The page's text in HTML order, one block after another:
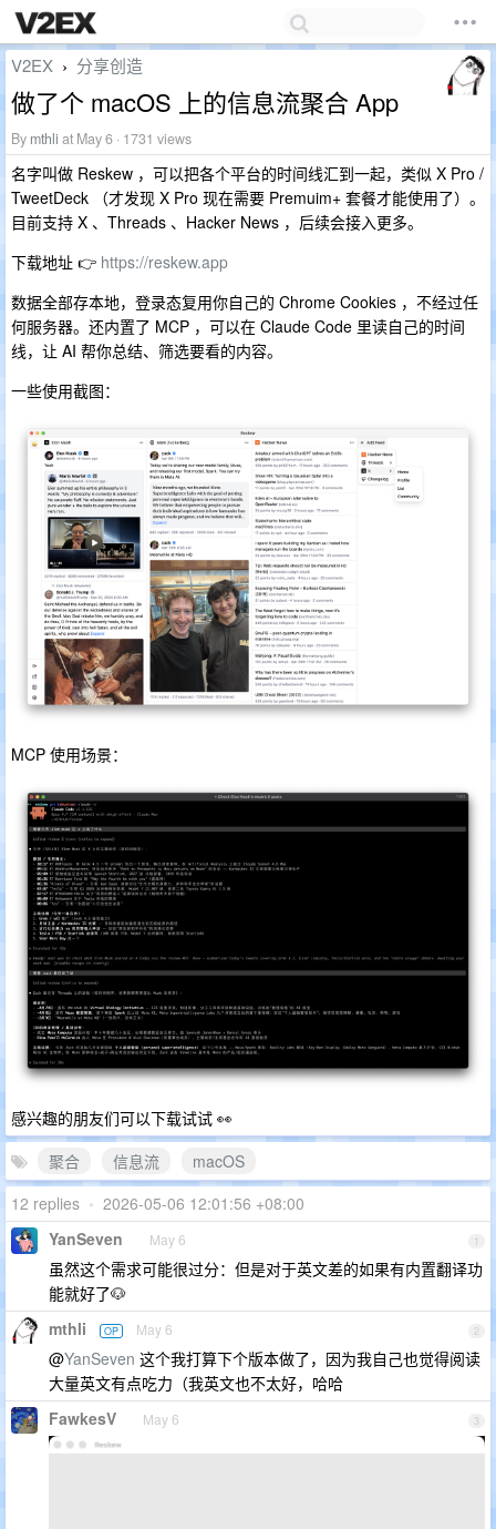
V2EX › 分享创造
做了个 macOS 上的信息流聚合 App
By mthli at May 6 · 1731 views
名字叫做 Reskew ，可以把各个平台的时间线汇到一起，类似 X Pro /
TweetDeck （才发现 X Pro 现在需要 Premuim+ 套餐才能使用了）。
目前支持 X 、Threads 、Hacker News ，后续会接入更多。
下载地址 👉 https://reskew.app
数据全部存本地，登录态复用你自己的 Chrome Cookies ，不经过任
何服务器。还内置了 MCP ，可以在 Claude Code 里读自己的时间
线，让 AI 帮你总结、筛选要看的内容。
一些使用截图：
MCP 使用场景：
感兴趣的朋友们可以下载试试 👀
聚合
信息流
macOS
12 replies • 2026-05-06 12:01:56 +08:00
1
YanSeven May 6
虽然这个需求可能很过分：但是对于英文差的如果有内置翻译功
能就好了🐶
2
mthli OP May 6
@YanSeven 这个我打算下个版本做了，因为我自己也觉得阅读
大量英文有点吃力（我英文也不太好，哈哈
3
FawkesV May 6